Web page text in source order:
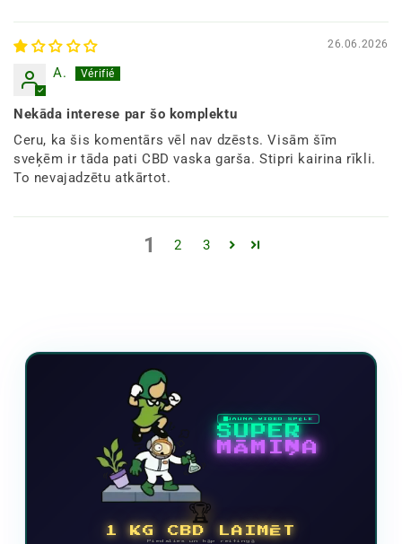
26.06.2026
A.
Nekāda interese par šo komplektu
Ceru, ka šis komentārs vēl nav dzēsts. Visām šīm
sveķēm ir tāda pati CBD vaska garša. Stipri kairina rīkli.
To nevajadzētu atkārtot.
1 2 3
JAUNA VIDEO SPĒLE
SUPER
MĀMIŅA
🏆
1 KG CBD LAIMĒT
Piedalies un kāp reitingā